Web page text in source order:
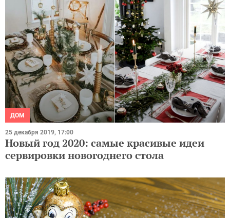
ДОМ
25 декабря 2019, 17:00
Новый год 2020: самые красивые идеи
сервировки новогоднего стола